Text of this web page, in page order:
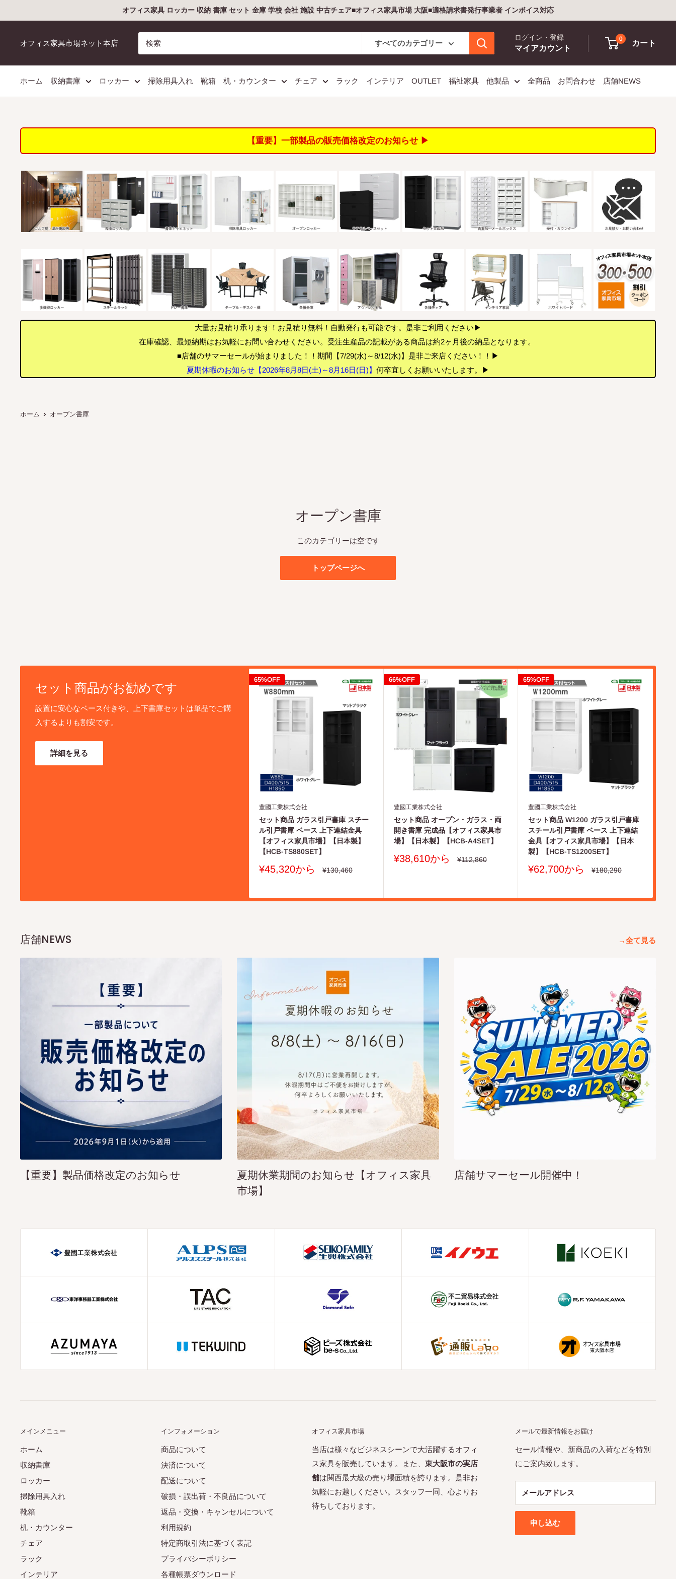
ン
オフィス家具 ロッカー 収納 書庫 セット 金庫 学校 会社 施設 中古チェア■オフィス家具市場 大阪■適格請求書発行事業者 インボイス対応
オフィス家具市場ネット本店 すべてのカテゴリー
ログイン・登録
マイアカウント
0
カート
ホーム 収納書庫 ロッカー 掃除用具入れ 靴箱 机・カウンター チェア ラック インテリア OUTLET 福祉家具 他製品 全商品 お問合わせ 店舗NEWS
【重要】一部製品の販売価格改定のお知らせ ▶
大量お見積り承ります！お見積り無料！自動発行も可能です。是非ご利用ください▶
在庫確認、最短納期はお気軽にお問い合わせください。受注生産品の記載がある商品は約2ヶ月後の納品となります。
■店舗のサマーセールが始まりました！！期間【7/29(水)～8/12(水)】是非ご来店ください！！▶
夏期休暇のお知らせ【2026年8月8日(土)～8月16日(日)】 何卒宜しくお願いいたします。▶
ホーム オープン書庫
オープン書庫
このカテゴリーは空です
トップページへ
セット商品がお勧めです
設置に安心なベース付きや、上下書庫セットは単品でご購
入するよりも割安です。
詳細を見る
65%OFF
豊國工業株式会社
セット商品 ガラス引戸書庫 スチー
ル引戸書庫 ベース 上下連結金具
【オフィス家具市場】【日本製】
【HCB-TS880SET】
販
格
¥45,320から
通
¥130,460
66%OFF
豊國工業株式会社
セット商品 オープン・ガラス・両
開き書庫 完成品【オフィス家具市
場】【日本製】【HCB-A4SET】
販
¥38,610から
通
¥112,860
65%OFF
豊國工業株式会社
セット商品 W1200 ガラス引戸書庫
スチール引戸書庫 ベース 上下連結
金具【オフィス家具市場】【日本
製】【HCB-TS1200SET】
販
格
¥62,700から
通
¥180,290
店舗NEWS →全て見る
【重要】製品価格改定のお知らせ
夏期休業期間のお知らせ【オフィス家具
市場】
店舗サマーセール開催中！
メインメニュー
ホーム
収納書庫
ロッカー
掃除用具入れ
靴箱
机・カウンター
チェア
ラック
インテリア
インフォメーション
商品について
決済について
配送について
破損・誤出荷・不良品について
返品・交換・キャンセルについて
利用規約
特定商取引法に基づく表記
プライバシーポリシー
各種帳票ダウンロード
オフィス家具市場
当店は様々なビジネスシーンで大活躍するオフィ
ス家具を販売しています。また、 東大阪市の実店
舗は関西最大級の売り場面積を誇ります。是非お
気軽にお越しください。スタッフ一同、心よりお
待ちしております。
メールで最新情報をお届け
セール情報や、新商品の入荷などを特別
にご案内致します。
メールアドレス
申し込む